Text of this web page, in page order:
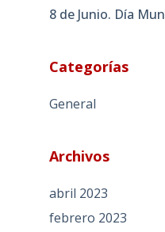
8 de Junio. Día
Categorías
General
Archivos
abril 2023
febrero 2023